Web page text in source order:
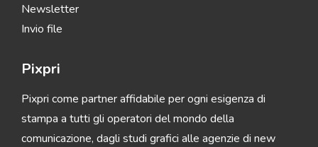
Newsletter
Invio file
Pixpri
Pixpri come partner affidabile per ogni esigenza di
stampa a tutti gli operatori del mondo della
comunicazione, dagli studi grafici alle agenzie di new